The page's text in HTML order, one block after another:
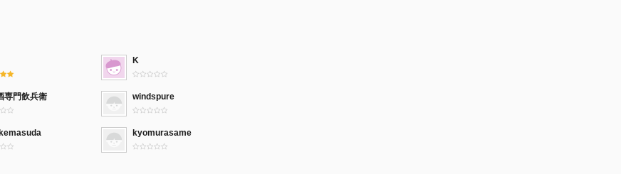
K
専門飲兵衛 windspure
kyomurasame